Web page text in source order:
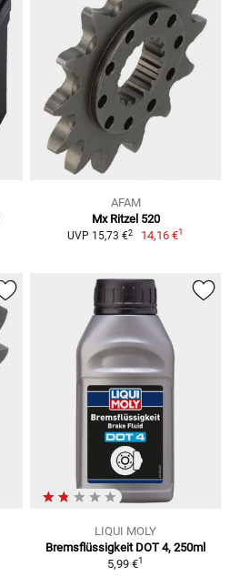
AFAM
Mx Ritzel 520
UVP 15,73 €2 14,16 €1
LIQUI MOLY
Bremsflüssigkeit DOT 4, 250ml
5,99 €1